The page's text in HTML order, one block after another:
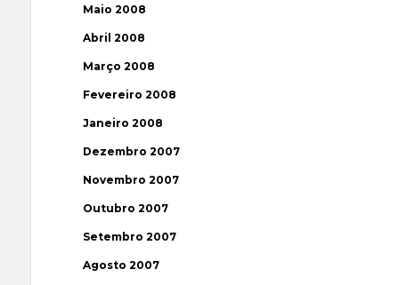
Maio 2008
Abril 2008
Março 2008
Fevereiro 2008
Janeiro 2008
Dezembro 2007
Novembro 2007
Outubro 2007
Setembro 2007
Agosto 2007